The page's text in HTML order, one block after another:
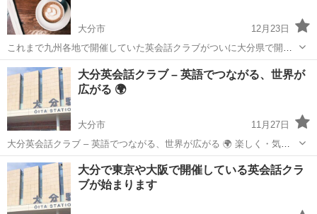
大分市
12月23日
これまで九州各地で開催していた英会話クラブがついに大分県で開催
になりました(=ﾟωﾟ)ﾉ 英会話クラブは英語をたくさん話して英語を上
達させようという英会話勉強会です。 また英会話を勉強している仲間
ができるので、ぜひ参...
大分 大分市 英会話 クラブ
大分英会話クラブ – 英語でつながる、世界が
広がる 🌍
大分市
11月27日
大分英会話クラブ – 英語でつながる、世界が広がる 🌍 楽しく・気軽
に・実践的に英語を学びたい方へ！ 大分英会話クラブは、英語を話し
たい・学びたいという思いを持つ人たちが集まる、非営利・ボランテ
ィア運営の交流クラブで...
大分 大分市 英会話
大分で東京や大阪で開催している英会話クラ
ブが始まります